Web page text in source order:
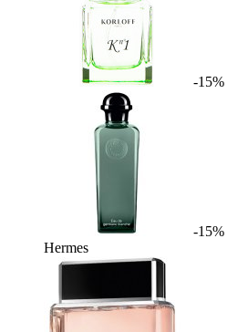
-15%
-15%
Hermes